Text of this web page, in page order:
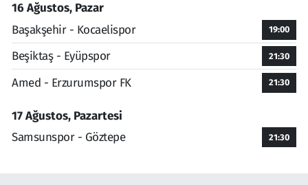
16 Ağustos, Pazar
Başakşehir - Kocaelispor
19:00
Beşiktaş - Eyüpspor 21:30
Amed - Erzurumspor FK 21:30
17 Ağustos, Pazartesi
Samsunspor - Göztepe
21:30